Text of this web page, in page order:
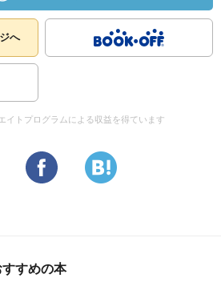
へ
イトプログラムによる収益を得ています
すめの本